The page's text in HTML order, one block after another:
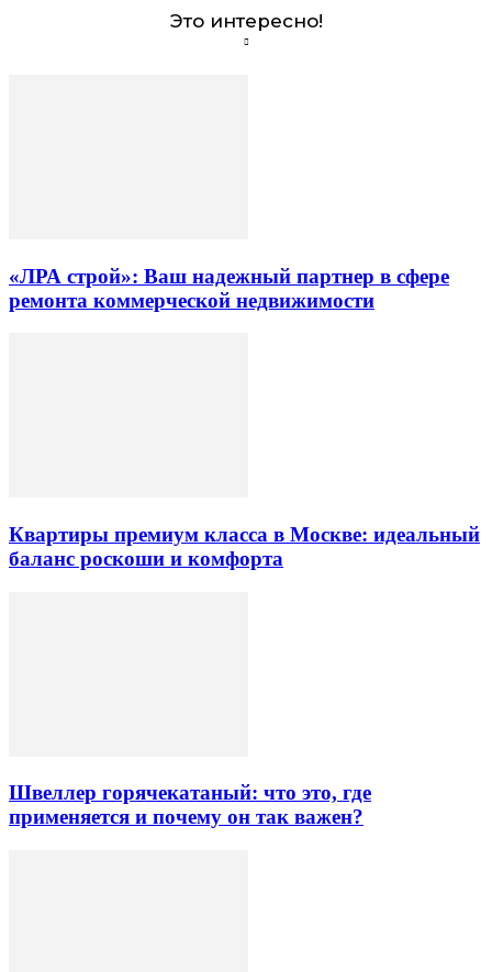
Это интересно!
«ЛРА строй»: Ваш надежный партнер в сфере
ремонта коммерческой недвижимости
Квартиры премиум класса в Москве: идеальный
баланс роскоши и комфорта
Швеллер горячекатаный: что это, где
применяется и почему он так важен?